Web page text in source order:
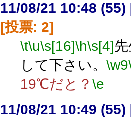
11/08/21 10:48 (55)
[投票: 2]
\t\u\s[16]\h\s[4]
して下さい。 \w9
19℃だと？ \e
11/08/21 10:49 (55)